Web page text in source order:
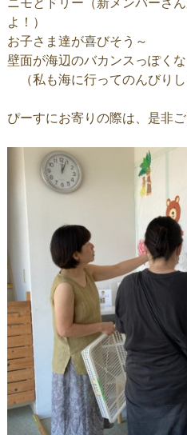
ニモとドリー（新メンバーさ
よ！）
お子さま達が喜びそう～
壁面が海辺のバカンスっぽくな
（私も海に行ってのんびりし
ぴーすにお寄りの際は、是非